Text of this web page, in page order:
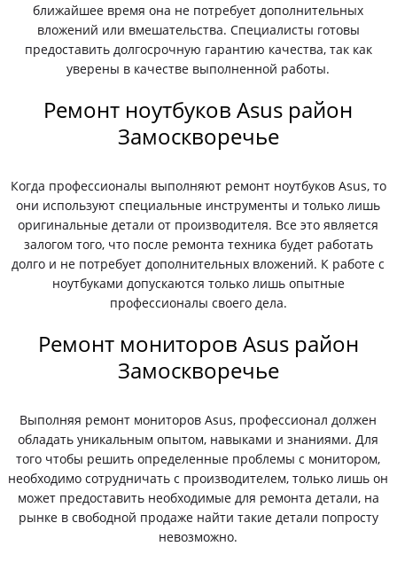
ближайшее время она не потребует дополнительных
вложений или вмешательства. Специалисты готовы
предоставить долгосрочную гарантию качества, так как
уверены в качестве выполненной работы.
Ремонт ноутбуков Asus район
Замоскворечье
Когда профессионалы выполняют ремонт ноутбуков Asus, то
они используют специальные инструменты и только лишь
оригинальные детали от производителя. Все это является
залогом того, что после ремонта техника будет работать
долго и не потребует дополнительных вложений. К работе с
ноутбуками допускаются только лишь опытные
профессионалы своего дела.
Ремонт мониторов Asus район
Замоскворечье
Выполняя ремонт мониторов Asus, профессионал должен
обладать уникальным опытом, навыками и знаниями. Для
того чтобы решить определенные проблемы с монитором,
необходимо сотрудничать с производителем, только лишь он
может предоставить необходимые для ремонта детали, на
рынке в свободной продаже найти такие детали попросту
невозможно.